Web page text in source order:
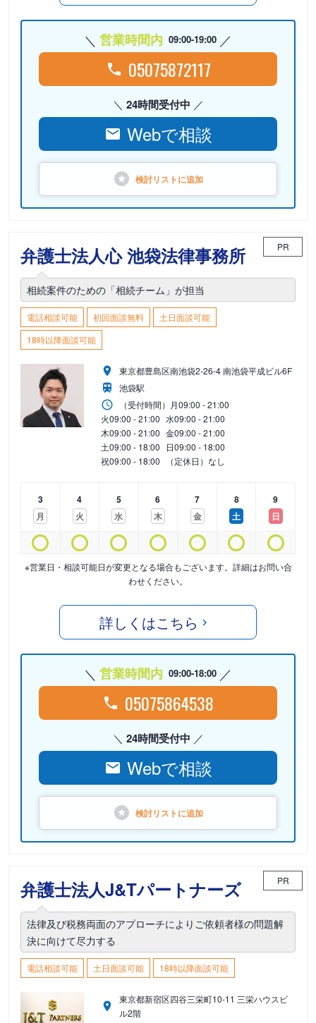
営業時間内 09:00-19:00
05075872117
24時間受付中
Webで相談
検討リストに追加
弁護士法人心 池袋法律事務所 PR
相続案件のための「相続チーム」が担当
電話相談可能 初回面談無料
土日面談可能
18時以降面談可能
東京都豊島区南池袋2-26-4 南池袋平成ビル6F
池袋駅
（受付時間） 月09:00 - 21:00
火09:00 - 21:00 水09:00 - 21:00
木09:00 - 21:00 金09:00 - 21:00
土09:00 - 18:00 日09:00 - 18:00
祝09:00 - 18:00 （定休日）なし
3
月
4
火
5
水
6
木
7
金
8
土
9
日
※営業日・相談可能日が変更となる場合もございます。詳細はお問い合
わせください。
詳しくはこちら
営業時間内 09:00-18:00
05075864538
24時間受付中
Webで相談
検討リストに追加
弁護士法人J&Tパートナーズ PR
法律及び税務両面のアプローチによりご依頼者様の問題解
決に向けて尽力する
電話相談可能 土日面談可能 18時以降面談可能
東京都新宿区四谷三栄町10-11 三栄ハウスビ
ル2階